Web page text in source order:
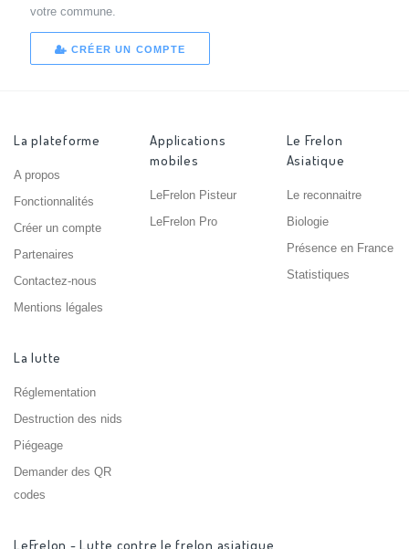
votre commune.
CRÉER UN COMPTE
La plateforme
A propos
Fonctionnalités
Créer un compte
Partenaires
Contactez-nous
Mentions légales
Applications
mobiles
LeFrelon Pisteur
LeFrelon Pro
Le Frelon
Asiatique
Le reconnaitre
Biologie
Présence en France
Statistiques
La lutte
Réglementation
Destruction des nids
Piégeage
Demander des QR
codes
LeFrelon - Lutte contre le frelon asiatique